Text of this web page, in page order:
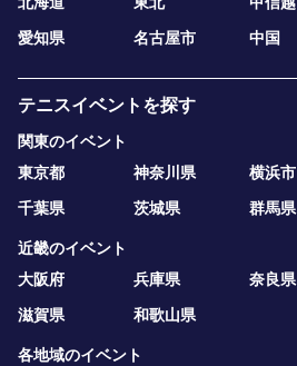
愛知県
名古屋市 中国
テニスイベントを探す
関東のイベント
東京都
神奈川県 横浜市
千葉県
茨城県 群馬県
近畿のイベント
大阪府
兵庫県 奈良県
滋賀県
和歌山県
各地域のイベント